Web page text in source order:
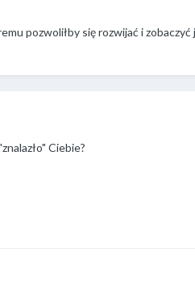
pozwoliłby się rozwijać i
Ciebie?